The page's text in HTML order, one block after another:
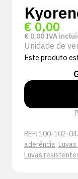
€ 0,00
€ 0,00 IVA
Unidade de
Este produto
REF: 100-102-
aderência,
Luvas